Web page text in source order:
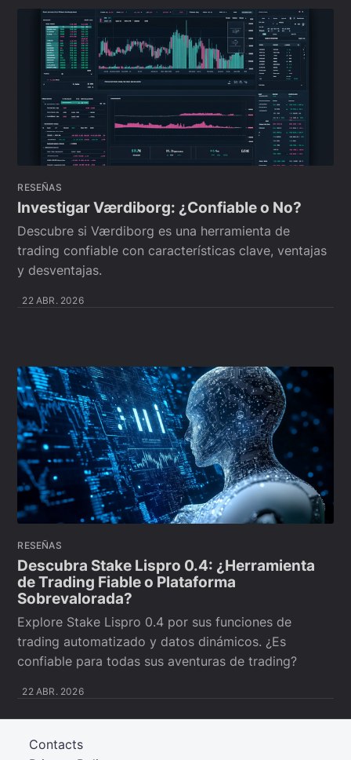
RESEÑAS
Investigar Værdiborg: ¿Confiable o No?
Descubre si Værdiborg es una herramienta de
trading confiable con características clave, ventajas
y desventajas.
22 ABR. 2026
RESEÑAS
Descubra Stake Lispro 0.4: ¿Herramienta
de Trading Fiable o Plataforma
Sobrevalorada?
Explore Stake Lispro 0.4 por sus funciones de
trading automatizado y datos dinámicos. ¿Es
confiable para todas sus aventuras de trading?
22 ABR. 2026
Contacts